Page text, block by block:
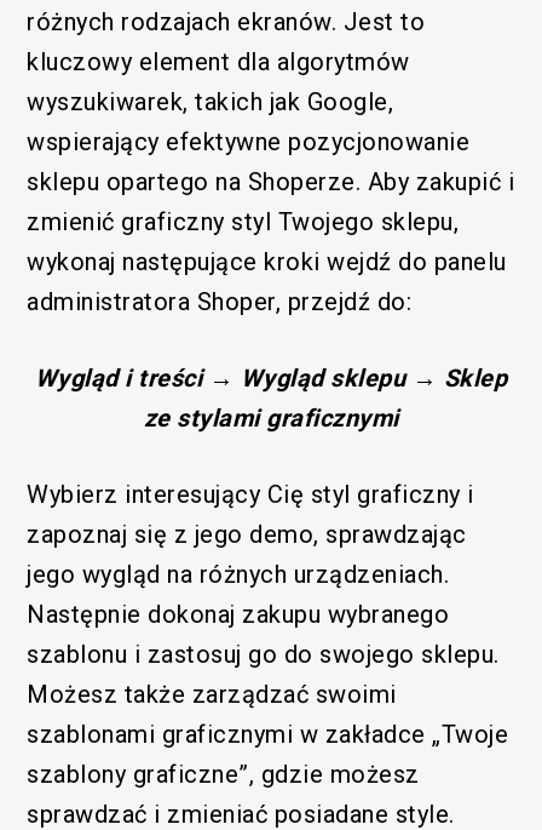
różnych rodzajach ekranów. Jest to
kluczowy element dla algorytmów
wyszukiwarek, takich jak Google,
wspierający efektywne pozycjonowanie
sklepu opartego na Shoperze. Aby zakupić i
zmienić graficzny styl Twojego sklepu,
wykonaj następujące kroki wejdź do panelu
administratora Shoper, przejdź do:
Wygląd i treści → Wygląd sklepu → Sklep
ze stylami graficznymi
Wybierz interesujący Cię styl graficzny i
zapoznaj się z jego demo, sprawdzając
jego wygląd na różnych urządzeniach.
Następnie dokonaj zakupu wybranego
szablonu i zastosuj go do swojego sklepu.
Możesz także zarządzać swoimi
szablonami graficznymi w zakładce „Twoje
szablony graficzne”, gdzie możesz
sprawdzać i zmieniać posiadane style.